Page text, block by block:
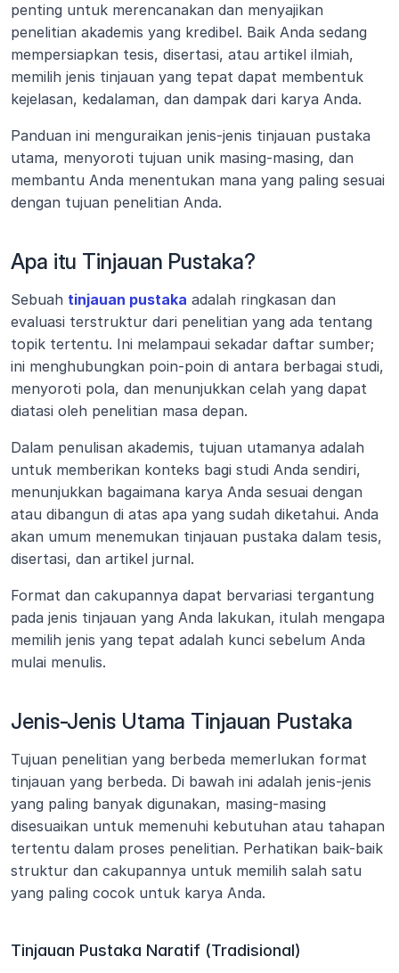
penting untuk merencanakan dan menyajikan
penelitian akademis yang kredibel. Baik Anda sedang
mempersiapkan tesis, disertasi, atau artikel ilmiah,
memilih jenis tinjauan yang tepat dapat membentuk
kejelasan, kedalaman, dan dampak dari karya Anda.
Panduan ini menguraikan jenis-jenis tinjauan pustaka
utama, menyoroti tujuan unik masing-masing, dan
membantu Anda menentukan mana yang paling sesuai
dengan tujuan penelitian Anda.
Apa itu Tinjauan Pustaka?
Sebuah tinjauan pustaka adalah ringkasan dan
evaluasi terstruktur dari penelitian yang ada tentang
topik tertentu. Ini melampaui sekadar daftar sumber;
ini menghubungkan poin-poin di antara berbagai studi,
menyoroti pola, dan menunjukkan celah yang dapat
diatasi oleh penelitian masa depan.
Dalam penulisan akademis, tujuan utamanya adalah
untuk memberikan konteks bagi studi Anda sendiri,
menunjukkan bagaimana karya Anda sesuai dengan
atau dibangun di atas apa yang sudah diketahui. Anda
akan umum menemukan tinjauan pustaka dalam tesis,
disertasi, dan artikel jurnal.
Format dan cakupannya dapat bervariasi tergantung
pada jenis tinjauan yang Anda lakukan, itulah mengapa
memilih jenis yang tepat adalah kunci sebelum Anda
mulai menulis.
Jenis-Jenis Utama Tinjauan Pustaka
Tujuan penelitian yang berbeda memerlukan format
tinjauan yang berbeda. Di bawah ini adalah jenis-jenis
yang paling banyak digunakan, masing-masing
disesuaikan untuk memenuhi kebutuhan atau tahapan
tertentu dalam proses penelitian. Perhatikan baik-baik
struktur dan cakupannya untuk memilih salah satu
yang paling cocok untuk karya Anda.
Tinjauan Pustaka Naratif (Tradisional)